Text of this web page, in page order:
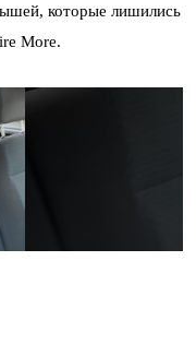
которые лишились
More.